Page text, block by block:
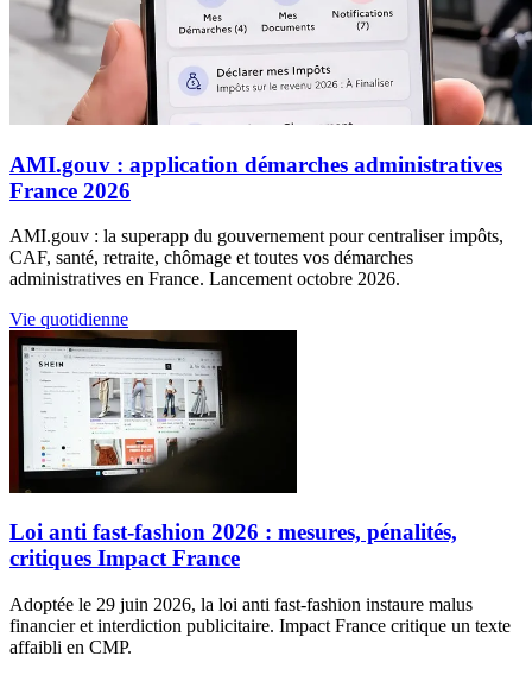
AMI.gouv : application démarches administratives
France 2026
AMI.gouv : la superapp du gouvernement pour centraliser impôts,
CAF, santé, retraite, chômage et toutes vos démarches
administratives en France. Lancement octobre 2026.
Vie quotidienne
Loi anti fast-fashion 2026 : mesures, pénalités,
critiques Impact France
Adoptée le 29 juin 2026, la loi anti fast-fashion instaure malus
financier et interdiction publicitaire. Impact France critique un texte
affaibli en CMP.